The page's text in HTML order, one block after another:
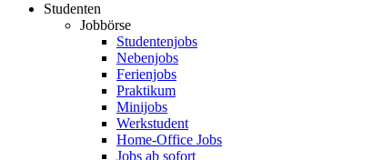
Studenten
Jobbörse
Studentenjobs
Nebenjobs
Ferienjobs
Praktikum
Minijobs
Werkstudent
Home-Office Jobs
Jobs ab sofort